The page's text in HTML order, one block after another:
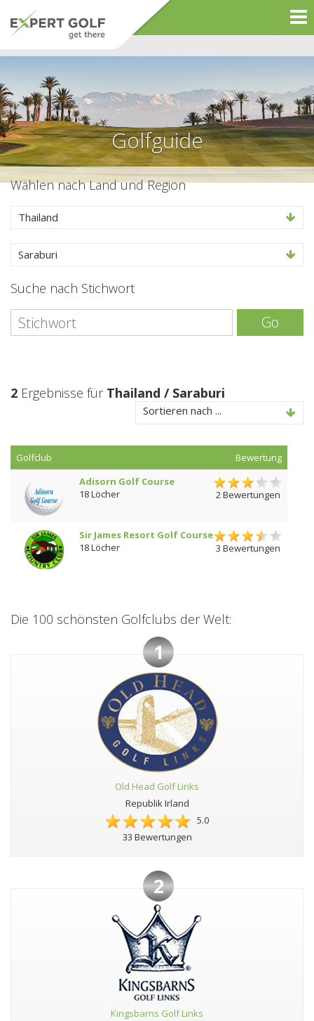
Golfguide
Wählen nach Land und Region
Thailand
Saraburi
Suche nach Stichwort
Go
2 Ergebnisse für Thailand / Saraburi
Sortieren nach ...
Golfclub
Bewertung
Adisorn Golf Course
18 Löcher
2 Bewertungen
Sir James Resort Golf Course
18 Löcher
3 Bewertungen
Die 100 schönsten Golfclubs der Welt:
1
Old Head Golf Links
Republik Irland
5.0
33 Bewertungen
2
Kingsbarns Golf Links